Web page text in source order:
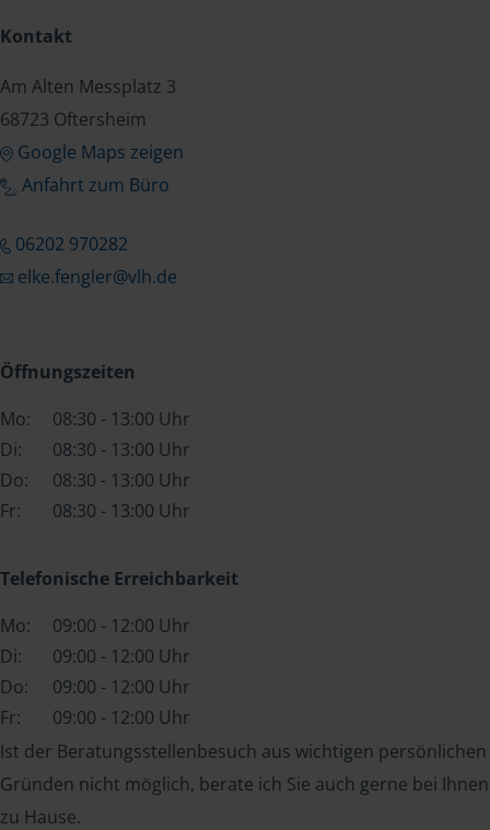
Kontakt
Am Alten Messplatz 3
68723 Oftersheim
Google Maps zeigen
Anfahrt zum Büro
06202 970282
elke.fengler@vlh.de
Öffnungszeiten
Mo:
08:30 - 13:00 Uhr
Di:
08:30 - 13:00 Uhr
Do:
08:30 - 13:00 Uhr
Fr:
08:30 - 13:00 Uhr
Telefonische Erreichbarkeit
Mo:
09:00 - 12:00 Uhr
Di:
09:00 - 12:00 Uhr
Do:
09:00 - 12:00 Uhr
Fr:
09:00 - 12:00 Uhr
Ist der Beratungsstellenbesuch aus wichtigen persönlichen
Gründen nicht möglich, berate ich Sie auch gerne bei Ihnen
zu Hause.